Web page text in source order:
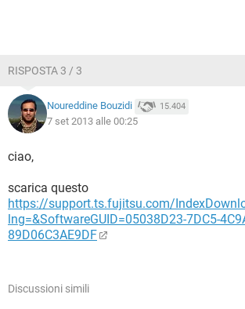
RISPOSTA 3 / 3
Noureddine Bouzidi 15.404
7 set 2013 alle 00:25
ciao,
scarica questo
https://support.ts.fujitsu.com/
lng=&SoftwareGUID=05038D23-7DC5-
89D06C3AE9DF
Discussioni simili